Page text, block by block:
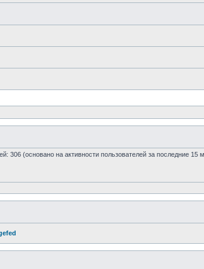
306 (основано на активности пользователей за последние 15